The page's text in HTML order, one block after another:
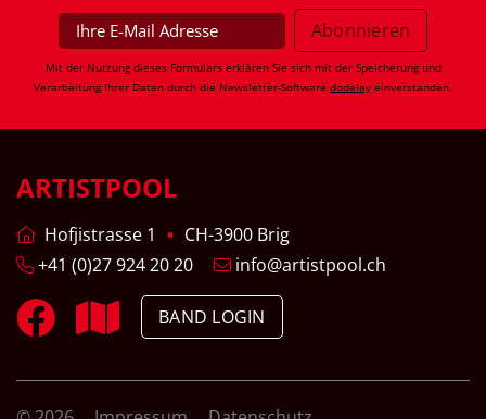
Mit der Nutzung dieses Formulars erklären Sie sich mit der Speicherung und
Verarbeitung Ihrer Daten durch die Newsletter-Software dodeley einverstanden.
ARTISTPOOL
Hofjistrasse 1
CH-3900 Brig
+41 (0)27 924 20 20
info@artistpool.ch
BAND LOGIN